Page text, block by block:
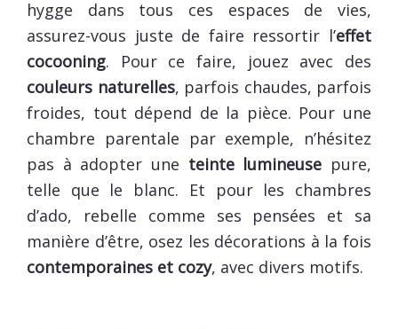
hygge dans tous ces espaces de vies,
assurez-vous juste de faire ressortir l’effet
cocooning. Pour ce faire, jouez avec des
couleurs naturelles, parfois chaudes, parfois
froides, tout dépend de la pièce. Pour une
chambre parentale par exemple, n’hésitez
pas à adopter une teinte lumineuse pure,
telle que le blanc. Et pour les chambres
d’ado, rebelle comme ses pensées et sa
manière d’être, osez les décorations à la fois
contemporaines et cozy, avec divers motifs.